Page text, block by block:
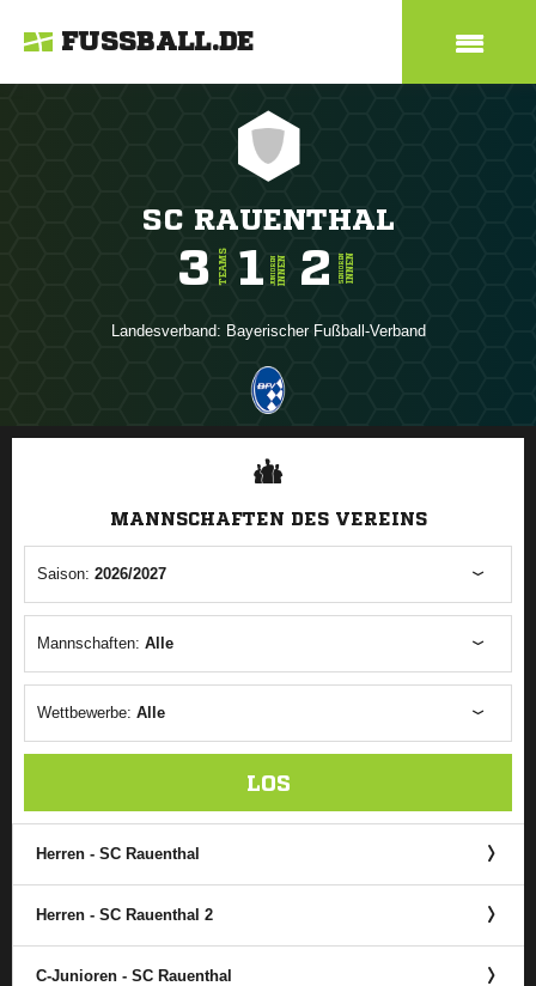
FUSSBALL.DE
SC RAUENTHAL
3 TEAMS 1 JUNIORENINNEN 2 SENIORENINNEN
Landesverband: Bayerischer Fußball-Verband
ANZEIGE
MANNSCHAFTEN DES VEREINS
Saison: 2026/2027
Mannschaften: Alle
Wettbewerbe: Alle
LOS
Herren - SC Rauenthal
Herren - SC Rauenthal 2
C-Junioren - SC Rauenthal